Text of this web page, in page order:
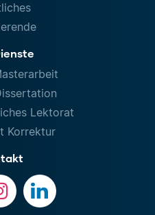
Lektorat
Korrektur